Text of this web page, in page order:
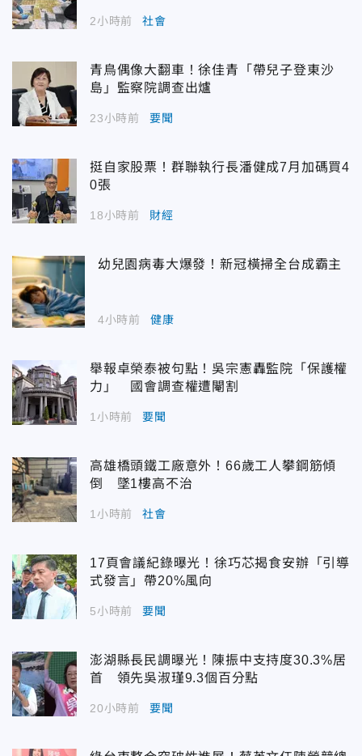
2小時前 社會
青鳥偶像大翻車！徐佳青「帶兒子登東沙
島」監察院調查出爐
23小時前 要聞
挺自家股票！群聯執行長潘健成7月加碼買4
0張
18小時前 財經
幼兒園病毒大爆發！新冠橫掃全台成霸主
4小時前 健康
舉報卓榮泰被句點！吳宗憲轟監院「保護權
力」 國會調查權遭閹割
1小時前 要聞
高雄橋頭鐵工廠意外！66歲工人攀鋼筋傾
倒 墜1樓高不治
1小時前 社會
17頁會議紀錄曝光！徐巧芯揭食安辦「引導
式發言」帶20%風向
5小時前 要聞
澎湖縣長民調曝光！陳振中支持度30.3%居
首 領先吳淑瑾9.3個百分點
20小時前 要聞